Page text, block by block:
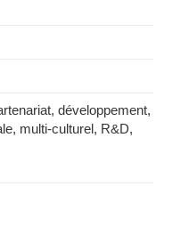
développement,
multi-culturel, R&D,